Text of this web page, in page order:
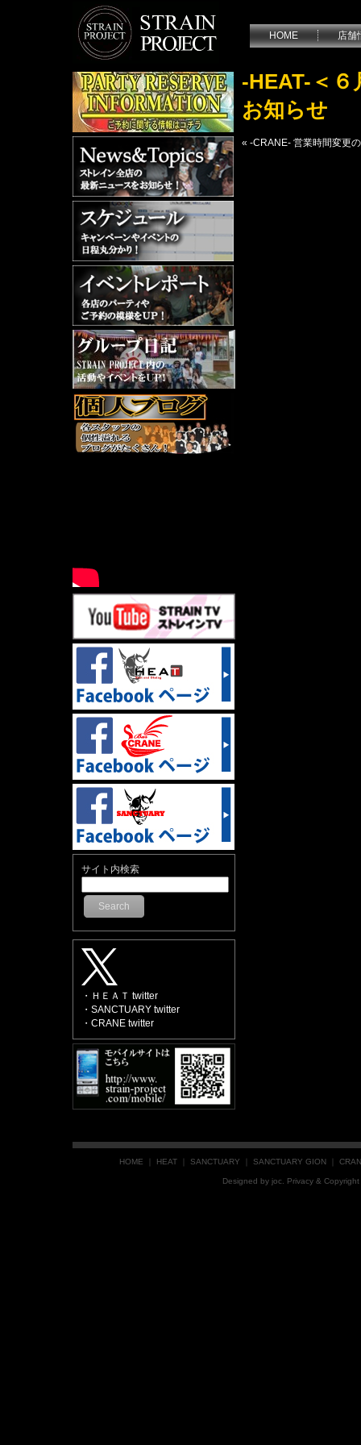
HOME 店舗
サイト内検索
Search
・ＨＥＡＴ twitter
・SANCTUARY twitter
・CRANE twitter
-HEAT-＜
お知らせ
« -CRANE- 営業時間変更
HOME HEAT SANCTUARY SANCTUARY GION
Designed by joc . Privacy &